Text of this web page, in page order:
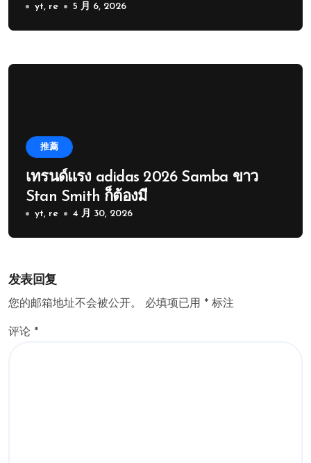
yt, re 5 月 6, 2026
推薦
เทรนด์แรง adidas 2026 Samba ขาว
Stan Smith ก็ต้องมี
yt, re 4 月 30, 2026
发表回复
您的邮箱地址不会被公开。 必填项已用 * 标注
评论 *